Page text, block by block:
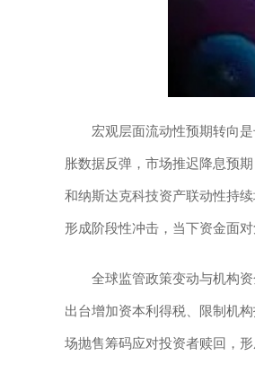
宏观层面流动性预期转向
胀数据反弹，市场推迟降息预
和纳斯达克科技资产联动性持
形成阶段性冲击，当下资金面
全球监管政策变动与机构
出台增加资本利得税、限制机
场抛售筹码应对投资者赎回，